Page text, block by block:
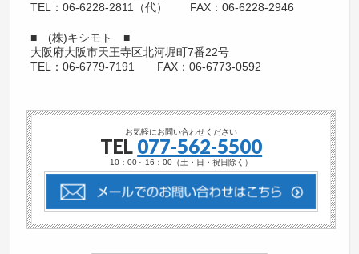
TEL：06-6228-2811（代） FAX：06-6228-2946
■ (株)キシモト ■
大阪府大阪市天王寺区北河堀町7番22号
TEL：06-6779-7191 FAX：06-6773-0592
お気軽にお問い合わせください
TEL 077-562-5500
10：00～16：00（土・日・祝日除く）